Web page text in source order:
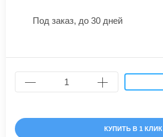
Под заказ, до 30 дней
КУПИТЬ В 1 КЛИК